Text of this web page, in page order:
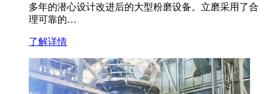
多年的潜心设计改进后的大型粉磨设备。立磨采用了合
理可靠的…
了解详情